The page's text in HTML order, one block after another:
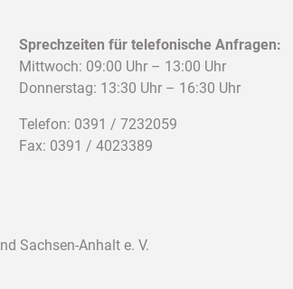
Sprechzeiten für telefonische Anfragen:
Mittwoch: 09:00 Uhr – 13:00 Uhr
Donnerstag: 13:30 Uhr – 16:30 Uhr
Telefon: 0391 / 7232059
Fax: 0391 / 4023389
Sachsen-Anhalt e. V.